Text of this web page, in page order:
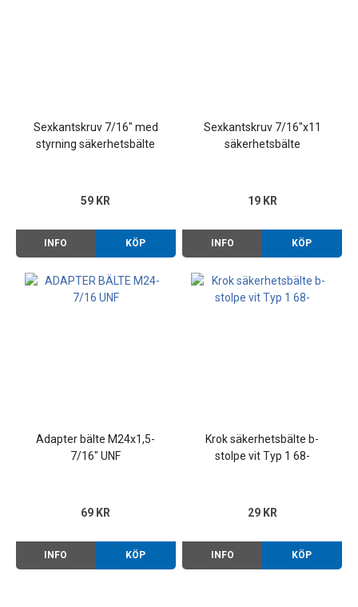
Sexkantskruv 7/16" med
styrning säkerhetsbälte
59 KR
INFO KÖP
Sexkantskruv 7/16"x11
säkerhetsbälte
19 KR
INFO KÖP
Adapter bälte M24x1,5-
7/16" UNF
69 KR
INFO KÖP
Krok säkerhetsbälte b-
stolpe vit Typ 1 68-
29 KR
INFO KÖP